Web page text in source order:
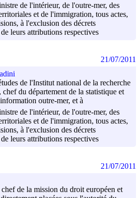
de l'intérieur, de l'outre-mer, des
et de l'immigration, tous actes,
à l'exclusion des décrets
leurs attributions respectives
de l'Institut national de la recherche
du département de la statistique et
outre-mer, et à
de l'intérieur, de l'outre-mer, des
et de l'immigration, tous actes,
à l'exclusion des décrets
leurs attributions respectives
21/07/2011
de la mission du droit européen et
21/07/2011